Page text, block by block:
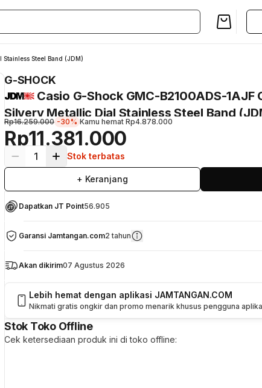
Steel Band (JDM)
G-SHOCK
Casio G-Shock GMC-B2100ADS-1AJF
Silvery Metallic Dial Stainless Steel Band
Rp11.381.000
Rp16.259.000 -30% Kamu hemat Rp4.878.000
1 Stok terbatas
+ Keranjang
Dapatkan JT Point56.905
Garansi Jamtangan.com2 tahun
Akan dikirim07 Agustus 2026
Lebih hemat dengan aplikasi JAMTANGAN.COM
Nikmati gratis ongkir dan promo menarik khusus pengguna
Stok Toko Offline
Cek ketersediaan produk ini di toko offline: